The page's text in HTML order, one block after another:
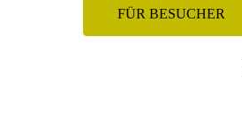
FÜR BESUCHER